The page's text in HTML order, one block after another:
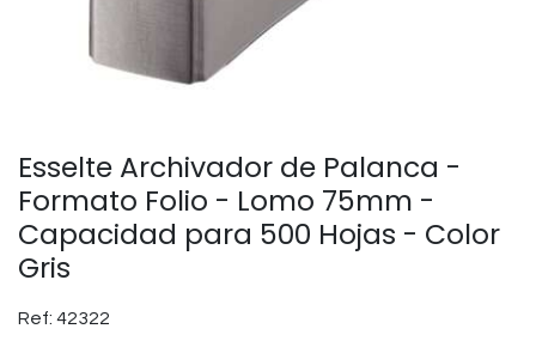
Esselte Archivador de Palanca -
Formato Folio - Lomo 75mm -
Capacidad para 500 Hojas - Color
Gris
Ref: 42322